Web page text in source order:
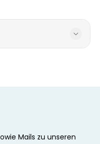
Mails zu unseren